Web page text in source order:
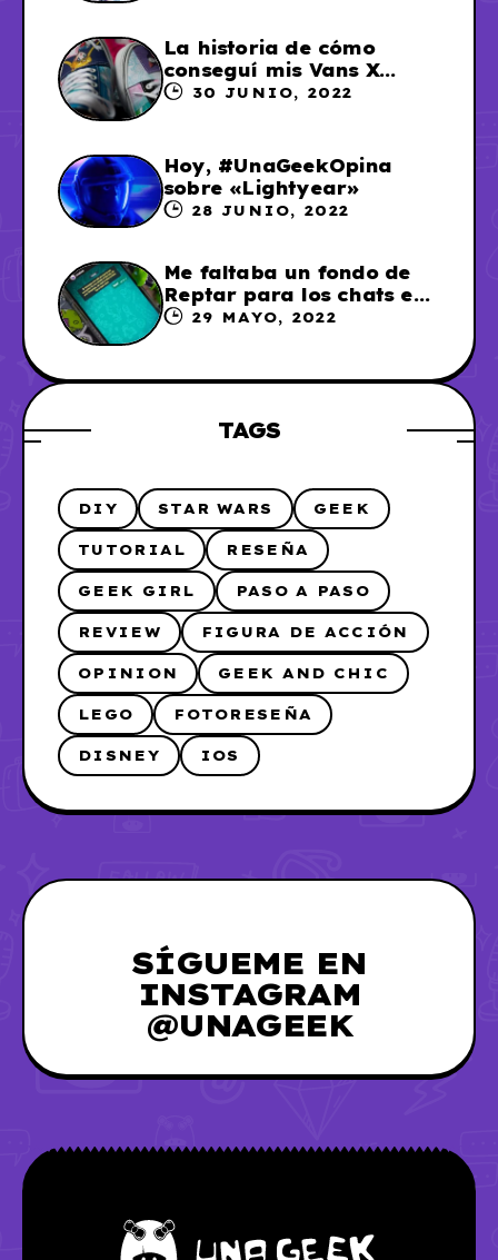
La historia de cómo
conseguí mis Vans X
Sailor Moon
30 JUNIO, 2022
Hoy, #UnaGeekOpina
sobre «Lightyear»
28 JUNIO, 2022
Me faltaba un fondo de
Reptar para los chats en
WhatsApp, así que me lo
29 MAYO, 2022
TAGS
DIY STAR WARS GEEK
TUTORIAL RESEÑA
GEEK GIRL PASO A PASO
REVIEW FIGURA DE ACCIÓN
OPINION GEEK AND CHIC
LEGO FOTORESEÑA
DISNEY IOS
SÍGUEME EN
INSTAGRAM
@UNAGEEK